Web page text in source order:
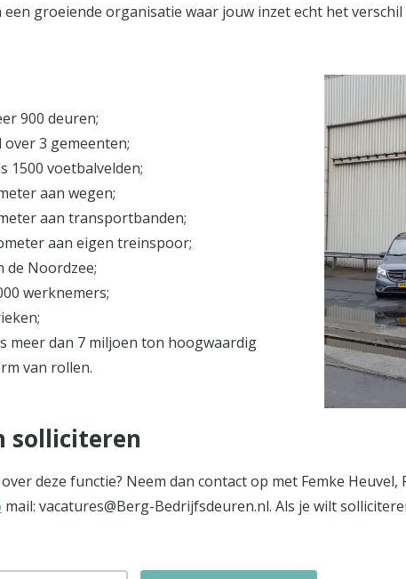
groeiende organisatie waar jouw inzet echt het verschil
900 deuren;
3 gemeenten;
1500 voetbalvelden;
aan wegen;
aan transportbanden;
aan eigen treinspoor;
de Noordzee;
werknemers;
meer dan 7 miljoen ton hoogwaardig
van rollen.
solliciteren
deze functie? Neem dan contact op met Femke
mail: vacatures@Berg-Bedrijfsdeuren.nl. Als je wilt